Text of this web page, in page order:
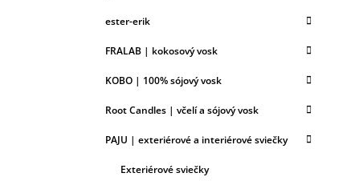
ester-erik
FRALAB | kokosový vosk
KOBO | 100% sójový vosk
Root Candles | včelí a sójový vosk
PAJU | exteriérové a interiérové sviečky
Exteriérové sviečky